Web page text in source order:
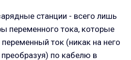
станции - всего лишь
переменного тока, которые
ток (никак на него
преобразуя) по кабелю в